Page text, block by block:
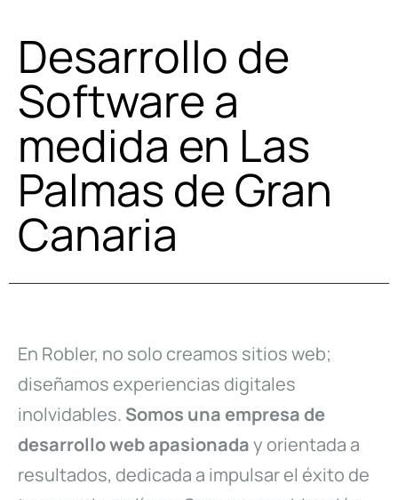
Desarrollo de
Software a
medida en Las
Palmas de Gran
Canaria
En Robler, no solo creamos sitios web;
diseñamos experiencias digitales
inolvidables. Somos una empresa de
desarrollo web apasionaday orientada a
resultados, dedicada a impulsar el éxito de